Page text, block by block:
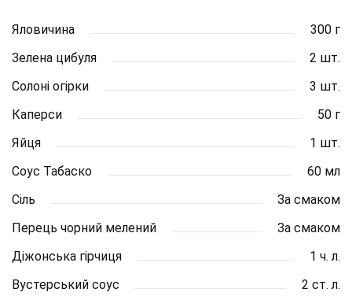
Яловичина
300 г
Зелена цибуля
2 шт.
Солоні огірки
3 шт.
Каперси
50 г
Яйця
1 шт.
Соус Табаско
60 мл
Сіль
За смаком
Перець чорний мелений
За смаком
Діжонська гірчиця
1 ч. л.
Вустерський соус
2 ст. л.